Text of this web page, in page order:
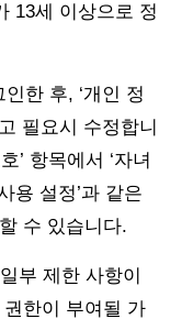
13세 이상으로 정
한 후, ‘개인 정
필요시 수정합니
’ 항목에서 ‘자녀
용 설정’과 같은
수 있습니다.
부 제한 사항이
한이 부여될 가